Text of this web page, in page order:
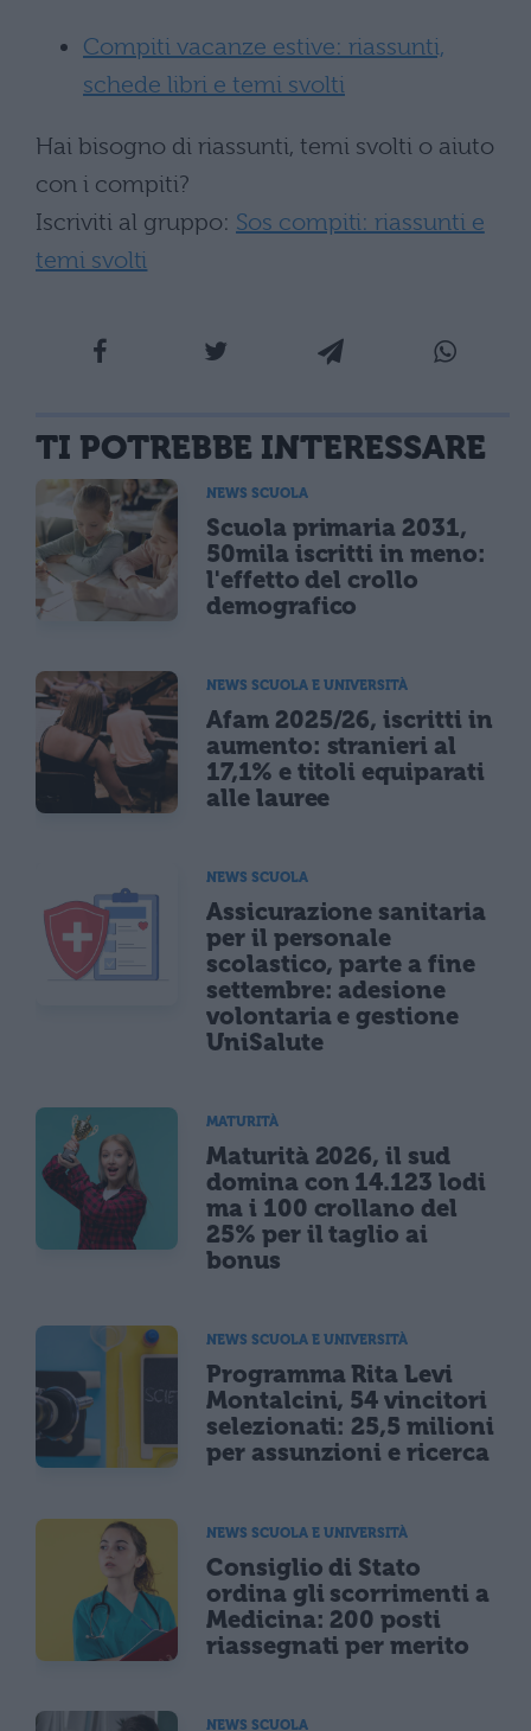
Compiti vacanze estive: riassunti,
schede libri e temi svolti
Hai bisogno di riassunti, temi svolti o aiuto
con i compiti?
Iscriviti al gruppo: Sos compiti: riassunti e
temi svolti
TI POTREBBE INTERESSARE
NEWS SCUOLA
Scuola primaria 2031,
50mila iscritti in meno:
l'effetto del crollo
demografico
NEWS SCUOLA E UNIVERSITÀ
Afam 2025/26, iscritti in
aumento: stranieri al
17,1% e titoli equiparati
alle lauree
NEWS SCUOLA
Assicurazione sanitaria
per il personale
scolastico, parte a fine
settembre: adesione
volontaria e gestione
UniSalute
MATURITÀ
Maturità 2026, il sud
domina con 14.123 lodi
ma i 100 crollano del
25% per il taglio ai
bonus
NEWS SCUOLA E UNIVERSITÀ
Programma Rita Levi
Montalcini, 54 vincitori
selezionati: 25,5 milioni
per assunzioni e ricerca
NEWS SCUOLA E UNIVERSITÀ
Consiglio di Stato
ordina gli scorrimenti a
Medicina: 200 posti
riassegnati per merito
NEWS SCUOLA